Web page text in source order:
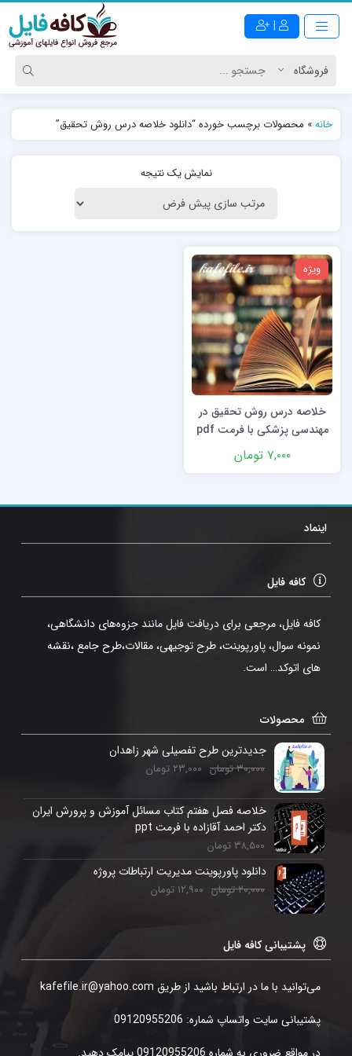
|
خانه» محصولات برچسب خورده “دانلود خلاصه درس روش تحقیق”
نمایش یک نتیجه
ویژه
خلاصه درس روش تحقیق در
مهندسی پزشکی با فرمت pdf
با قابلیت جستجو
۷,۰۰۰ تومان
اینماد
کافه فایل
کافه فایل، مرجعی برای دریافت فایل مانند جزوه‌های دانشگاهی،
نمونه سوال، پاورپوینت، طرح توجیهی، مقالات،طرح جامع ،نقشه
های اتوکد… است.
محصولات
جدیدترین طرح تفصیلی شهر زاهدان
۳۰,۰۰۰تومان ۲۳,۰۰۰ تومان
خلاصه فصل هفتم کتاب مسائل آموزش و پرورش ایران
دکتر احمد آقازاده با فرمت ppt
۳۸,۵۰۰ تومان
دانلود پاورپوینت مدیریت ارتباطات پروژه
۲۰,۰۰۰تومان ۱۲,۹۰۰ تومان
پشتیبانی کافه فایل
می‌توانید با ما در ارتباط باشید از طریق kafefile.ir@yahoo.com
پشتیبانی سایت واتساپ شماره: 09120955206